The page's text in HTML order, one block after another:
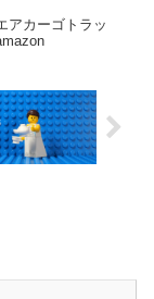
アカーゴトラッ